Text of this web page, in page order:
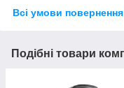
Всі умови повернення
Подібні товари